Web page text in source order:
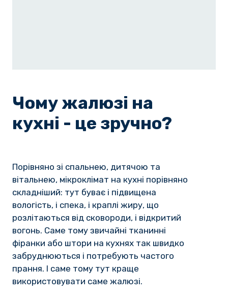
Чому жалюзі на
кухні - це зручно?
Порівняно зі спальнею, дитячою та
вітальнею, мікроклімат на кухні порівняно
складніший: тут буває і підвищена
вологість, і спека, і краплі жиру, що
розлітаються від сковороди, і відкритий
вогонь. Саме тому звичайні тканинні
фіранки або штори на кухнях так швидко
забруднюються і потребують частого
прання. І саме тому тут краще
використовувати саме жалюзі.